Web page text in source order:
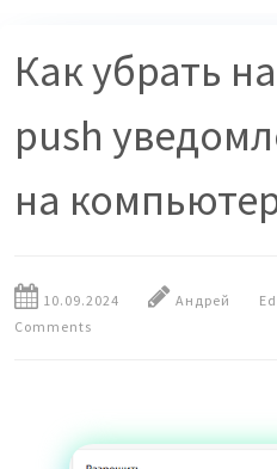
Как убрать
push
на
10.09.2024 Андрей
Comments